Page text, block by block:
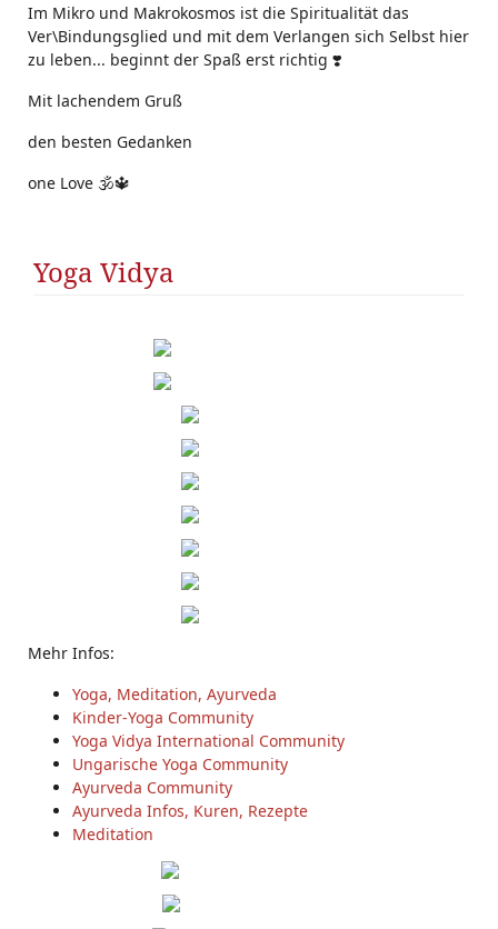
Im Mikro und Makrokosmos ist die Spiritualität das
Ver\Bindungsglied und mit dem Verlangen sich Selbst hier
zu leben... beginnt der Spaß erst richtig ❣️
Mit lachendem Gruß
den besten Gedanken
one Love 🕉️🔱
Yoga Vidya
Mehr Infos:
Yoga, Meditation, Ayurveda
Kinder-Yoga Community
Yoga Vidya International Community
Ungarische Yoga Community
Ayurveda Community
Ayurveda Infos, Kuren, Rezepte
Meditation